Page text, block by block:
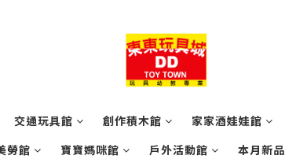
交通玩具館 創作積木館 家家酒娃娃館
勞館 寶寶媽咪館 戶外活動館 本月新品